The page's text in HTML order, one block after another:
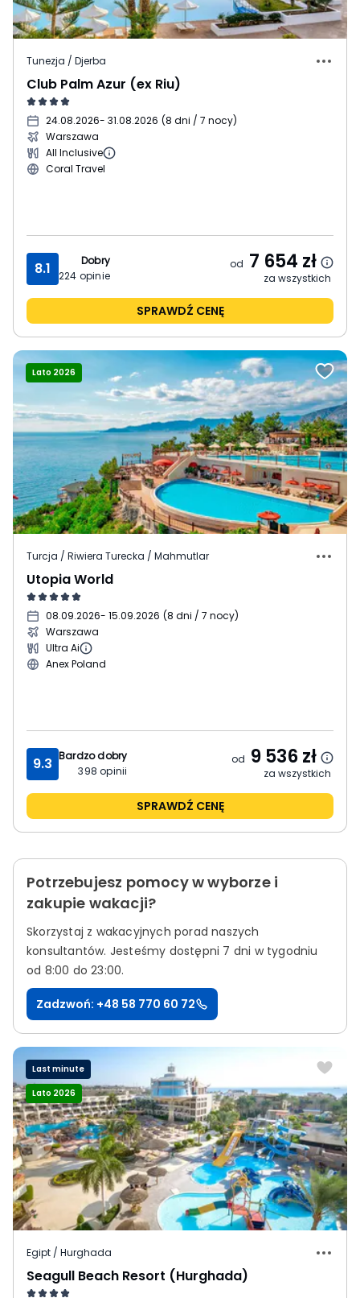
Tunezja / Djerba
Club Palm Azur (ex Riu)
24.08.2026- 31.08.2026 (8 dni / 7 nocy)
Warszawa
All Inclusive
Coral Travel
8.1
Dobry
224 opinie
od 7 654 zł
za wszystkich
SPRAWDŹ CENĘ
Lato 2026
Turcja / Riwiera Turecka / Mahmutlar
Utopia World
08.09.2026- 15.09.2026 (8 dni / 7 nocy)
Warszawa
Ultra Ai
Anex Poland
9.3 Bardzo dobry
398 opinii
od 9 536zł
za wszystkich
SPRAWDŹ CENĘ
Potrzebujesz pomocy w wyborze i
zakupie wakacji?
Skorzystaj z wakacyjnych porad naszych
konsultantów. Jesteśmy dostępni 7 dni w tygodniu
od 8:00 do 23:00.
Zadzwoń: +48 58 770 60 72
Last minute
Lato 2026
Egipt / Hurghada
Seagull Beach Resort (Hurghada)